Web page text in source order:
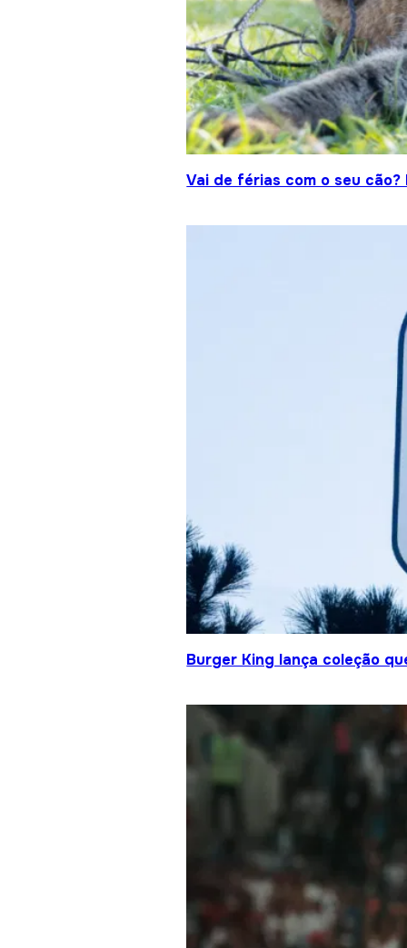
Vai de férias com o seu
Burger King lança coleção